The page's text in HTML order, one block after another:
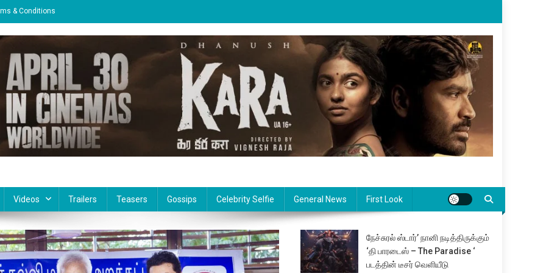
& Conditions
Videos Trailers Teasers Gossips Celebrity Selfie General News First Look
நேச்சுரல் ஸ்டார்’ நானி நடித்திருக்கும்
‘தி பாரடைஸ் – The Paradise ‘
படத்தின் டீசர் வெளியீடு